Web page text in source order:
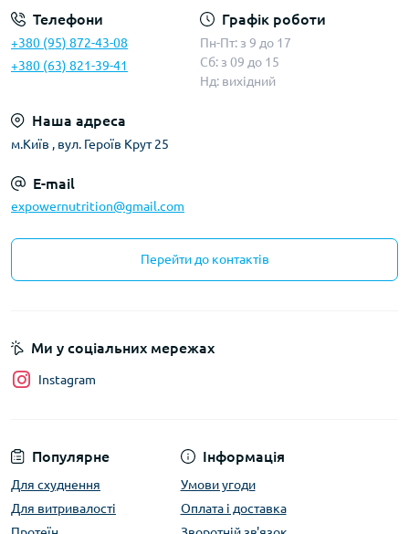
Телефони
+380 (95) 872-43-08
+380 (63) 821-39-41
Графік роботи
Пн-Пт: з 9 до 17
Сб: з 09 до 15
Нд: вихідний
Наша адреса
м.Київ , вул. Героїв Крут 25
E-mail
expowernutrition@gmail.com
Перейти до контактів
Популярне
Для схуднення
Для витривалості
Інформація
Умови угоди
Оплата і доставка
Ми у соціальних мережах
Instagram